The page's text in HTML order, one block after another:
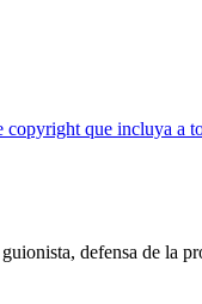
que incluya a
defensa de la